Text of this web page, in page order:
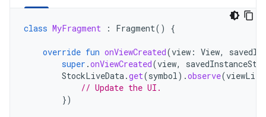
class MyFragment : Fragment() {
override fun onViewCreated(view : View,
super .onViewCreated(view,
StockLiveData.get(symbol).observe(
// Update the UI.
})